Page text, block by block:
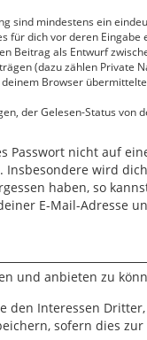
sind mindestens ein
für dich vor deren Eingabe
Beitrag als Entwurf
(dazu zählen Private
Browser
der Gelesen-Status von
Passwort nicht auf
Insbesondere wird
haben, so
E-Mail-Adresse
und anbieten zu
den Interessen
sofern dies zur